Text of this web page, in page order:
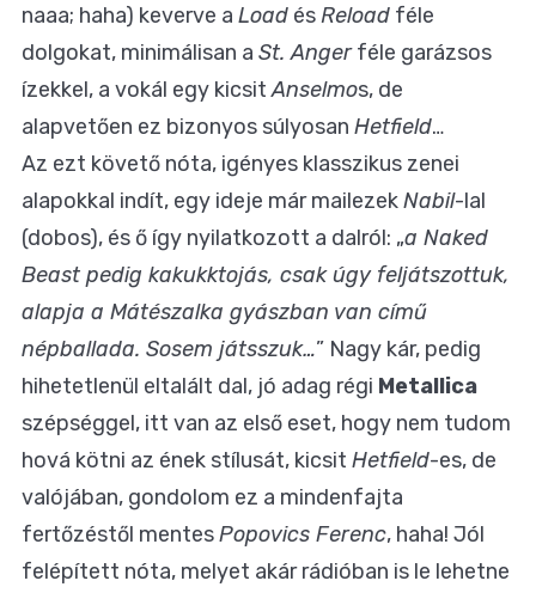
naaa; haha) keverve a Load ésReload féle
dolgokat, minimálisan a St. Angerféle garázsos
ízekkel, a vokál egy kicsitAnselmos, de
alapvetően ez bizonyos súlyosan Hetfield…
Az ezt követő nóta, igényes klasszikus zenei
alapokkal indít, egy ideje már mailezekNabil-lal
(dobos), és ő így nyilatkozott a dalról: „a Naked
Beast pedig kakukktojás, csak úgy feljátszottuk,
alapja a Mátészalka gyászban van című
népballada. Sosem játsszuk…” Nagy kár, pedig
hihetetlenül eltalált dal, jó adag régi Metallica
szépséggel, itt van az első eset, hogy nem tudom
hová kötni az ének stílusát, kicsit Hetfield-es, de
valójában, gondolom ez a mindenfajta
fertőzéstől mentesPopovics Ferenc, haha! Jól
felépített nóta, melyet akár rádióban is le lehetne